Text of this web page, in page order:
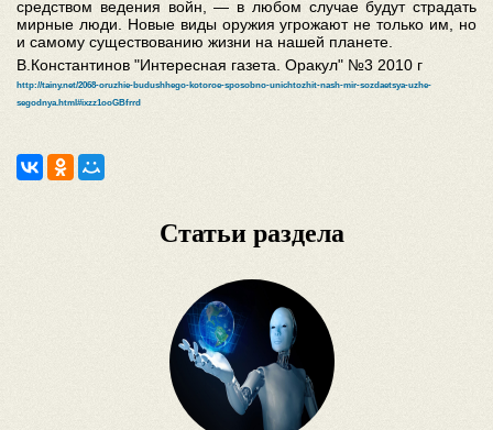
средством ведения войн, — в любом случае будут страдать
мирные люди. Новые виды оружия угрожают не только им, но
и самому существованию жизни на нашей планете.
В.Константинов "Интересная газета. Оракул" №3 2010 г
http://tainy.net/2068-oruzhie-budushhego-kotoroe-sposobno-unichtozhit-nash-mir-sozdaetsya-uzhe-
segodnya.html#ixzz1ooGBfrrd
Статьи раздела